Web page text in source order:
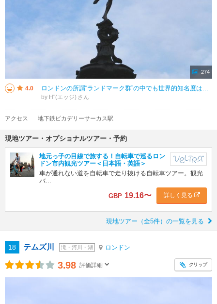
274
4.0
by H"(エッジ)
アクセス 地下鉄ピカデリーサーカス駅
現地ツアー・オプショナルツアー・予約
地元っ子の目線で旅する！自転車で巡るロン
ドン市内観光ツアー＜日本語・英語＞
車が通れない道を自転車で走り抜ける自転車ツアー。観光
バ...
GBP 19.16〜 詳しく見る
現地ツアー（全5件）の一覧を見る
18 テムズ川 滝・河川・湖 ロンドン
3.98 評価詳細 クリップ